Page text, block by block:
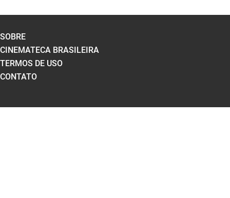
SOBRE
CINEMATECA BRASILEIRA
TERMOS DE USO
CONTATO